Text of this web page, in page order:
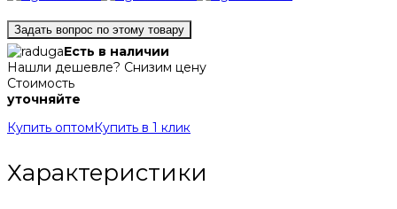
Задать вопрос по этому товару
Есть в наличии
Нашли дешевле? Снизим цену
Стоимость
уточняйте
Купить оптом Купить в 1 клик
Характеристики